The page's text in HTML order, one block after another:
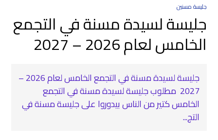
جليسة مسنين
جليسة لسيدة مسنة في التجمع
الخامس لعام 2026 – 2027
جليسة لسيدة مسنة في التجمع الخامس لعام 2026 –
2027 ‍ مطلوب جليسة لسيدة مسنة في التجمع
الخامس كتير من الناس بيدوروا على جليسة مسنة في
التج...